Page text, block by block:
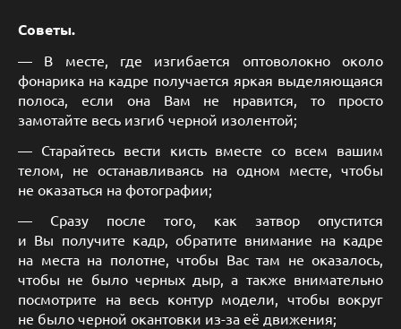
Советы.
— В месте, где изгибается оптоволокно около
фонарика на кадре получается яркая выделяющаяся
полоса, если она Вам не нравится, то просто
замотайте весь изгиб черной изолентой;
— Старайтесь вести кисть вместе со всем вашим
телом, не останавливаясь на одном месте, чтобы
не оказаться на фотографии;
— Сразу после того, как затвор опустится
и Вы получите кадр, обратите внимание на кадре
на места на полотне, чтобы Вас там не оказалось,
чтобы не было черных дыр, а также внимательно
посмотрите на весь контур модели, чтобы вокруг
не было черной окантовки из-за её движения;